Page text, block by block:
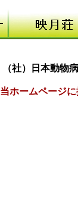
（社）日本動物
当ホームページ